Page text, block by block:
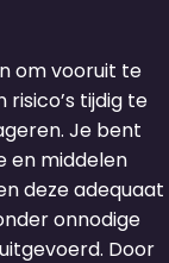
om vooruit te
tijdig te
Je bent
en middelen
deze adequaat
onnodige
Door